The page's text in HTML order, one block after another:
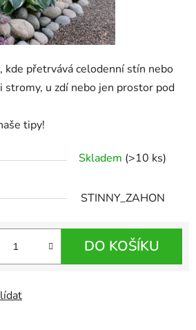
kde přetrvává celodenní stín nebo
stromy, u zdí nebo jen prostor pod
tipy!
Skladem (>10 ks)
STINNY_ZAHON
DO KOŠÍKU